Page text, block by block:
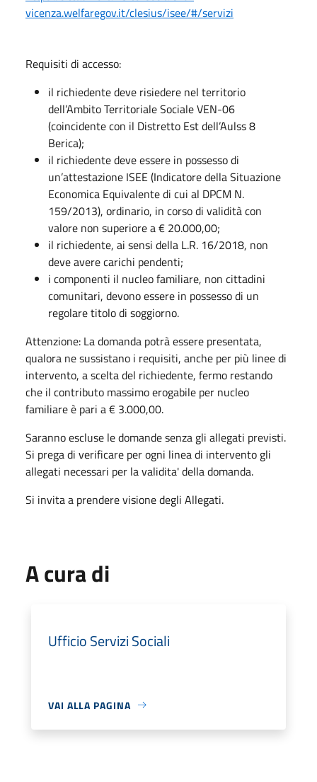
vicenza.welfaregov.it/clesius/isee/#/servizi
Requisiti di accesso:
il richiedente deve risiedere nel territorio
dell’Ambito Territoriale Sociale VEN-06
(coincidente con il Distretto Est dell’Aulss 8
Berica);
il richiedente deve essere in possesso di
un’attestazione ISEE (Indicatore della Situazione
Economica Equivalente di cui al DPCM N.
159/2013), ordinario, in corso di validità con
valore non superiore a € 20.000,00;
il richiedente, ai sensi della L.R. 16/2018, non
deve avere carichi pendenti;
i componenti il nucleo familiare, non cittadini
comunitari, devono essere in possesso di un
regolare titolo di soggiorno.
Attenzione: La domanda potrà essere presentata,
qualora ne sussistano i requisiti, anche per più linee di
intervento, a scelta del richiedente, fermo restando
che il contributo massimo erogabile per nucleo
familiare è pari a € 3.000,00.
Saranno escluse le domande senza gli allegati previsti.
Si prega di verificare per ogni linea di intervento gli
allegati necessari per la validita' della domanda.
Si invita a prendere visione degli Allegati.
A cura di
Ufficio Servizi Sociali
VAI ALLA PAGINA